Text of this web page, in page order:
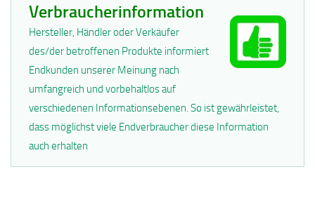
Verbraucherinformation
Hersteller, Händler oder Verkäufer
des/der betroffenen Produkte informiert
Endkunden unserer Meinung nach
umfangreich und vorbehaltlos auf
verschiedenen Informationsebenen. So ist gewährleistet,
dass möglichst viele Endverbraucher diese Information
auch erhalten